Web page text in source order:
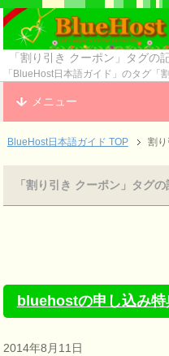
「割り引き クーポン」タグの
「BlueHost日本語ガイド」のタグ「
メニュー
BlueHost日本語ガイド TOP 割
「割り引き クーポン」タグ
bluehostの申し込み特
2014年8月11日